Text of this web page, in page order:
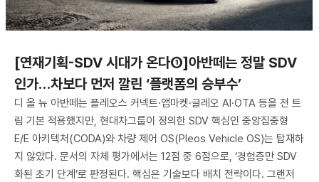
[연재기획-SDV 시대가 온다①]아반떼는 정말 SDV
인가…차보다 먼저 깔린 ‘플랫폼의 승부수’
디 올 뉴 아반떼는 플레오스 커넥트·앱마켓·글레오 AI·OTA 등을 전 트
림 기본 적용했지만, 현대차그룹이 정의한 SDV 핵심인 중앙집중형
E/E 아키텍처(CODA)와 차량 제어 OS(Pleos Vehicle OS)는 탑재하
지 않았다. 문서의 자체 평가에서는 12점 중 6점으로, ‘경험층만 SDV
화된 초기 단계’로 판정된다. 핵심은 기술보다 배치 전략이다. 그랜저